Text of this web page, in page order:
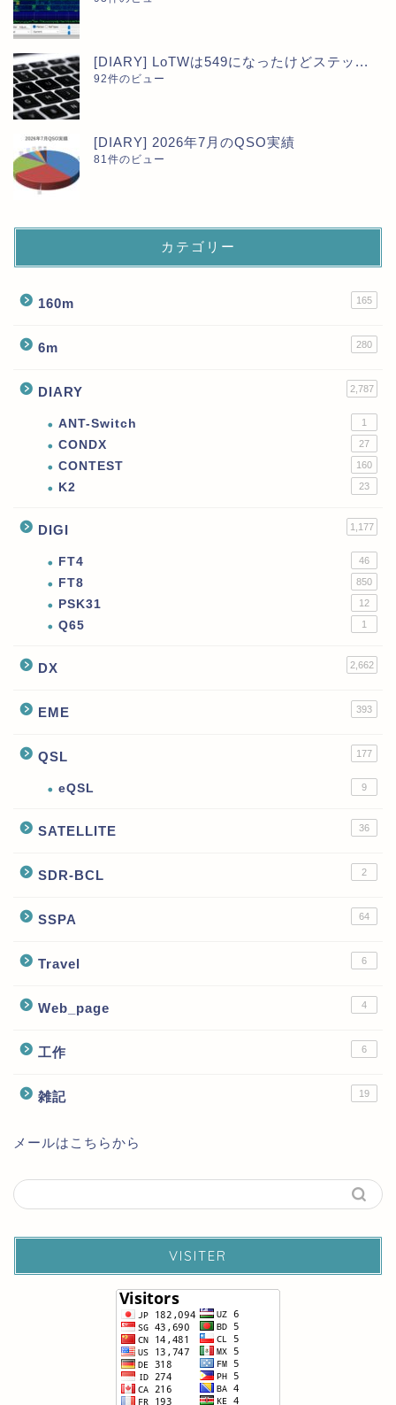
[DIARY] LoTWは549になったけどステッ...
92件のビュー
[DIARY] 2026年7月のQSO実績
81件のビュー
カテゴリー
160m 165
6m 280
DIARY 2,787
ANT-Switch 1
CONDX 27
CONTEST 160
K2 23
DIGI 1,177
FT4 46
FT8 850
PSK31 12
Q65 1
DX 2,662
EME 393
QSL 177
eQSL 9
SATELLITE 36
SDR-BCL 2
SSPA 64
Travel 6
Web_page 4
工作 6
雑記 19
メールはこちらから
VISITER